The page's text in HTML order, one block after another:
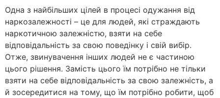
Одна з найбільших цілей в процесі одужання від
наркозалежності – це для людей, які страждають
наркотичною залежністю, взяти на себе
відповідальність за свою поведінку і свій вибір.
Отже, звинувачення інших людей не є частиною
цього рішення. Замість цього їм потрібно не тільки
взяти на себе відповідальність за свою залежність, а
й зосередитися на тому, що їм потрібно робити, щоб